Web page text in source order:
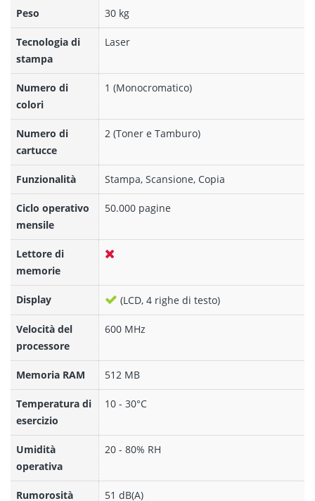
Peso 30 kg
Tecnologia di
stampa
Laser
Numero di
colori
1 (Monocromatico)
Numero di
cartucce
2 (Toner e Tamburo)
Funzionalità Stampa, Scansione, Copia
Ciclo operativo
mensile
50.000 pagine
Lettore di
memorie
Display (LCD, 4 righe di testo)
Velocità del
processore
600 MHz
Memoria RAM 512 MB
Temperatura di
esercizio
10 - 30°C
Umidità
operativa
20 - 80% RH
Rumorosità 51 dB(A)